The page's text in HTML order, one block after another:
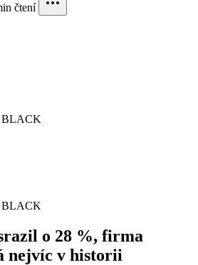
čtení
BLACK
BLACK
o 28 %, firma
nejvíc v historii